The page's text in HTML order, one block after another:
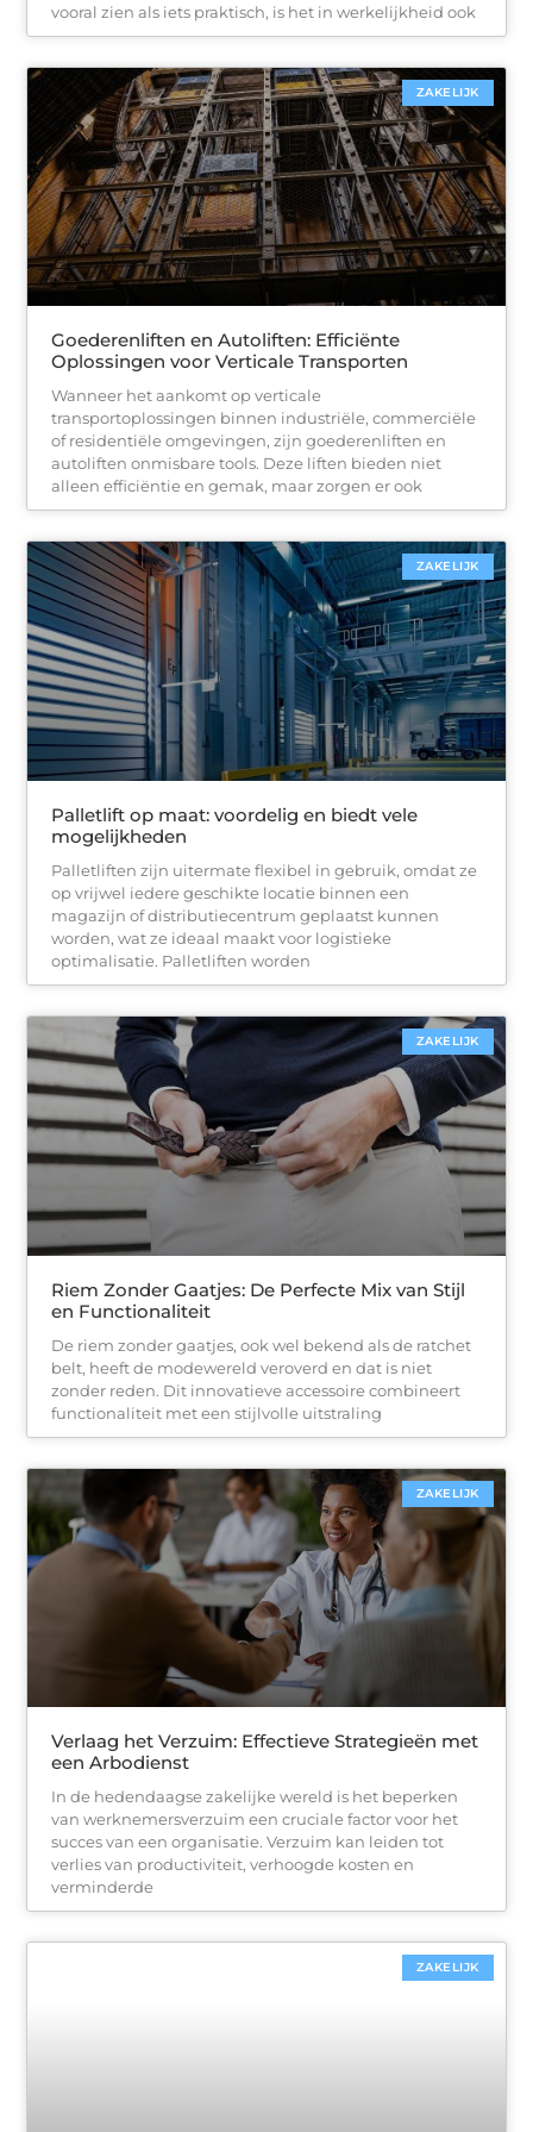
vooral zien als iets praktisch, is het in werkelijkheid ook
ZAKELIJK
Goederenliften en Autoliften: Efficiënte
Oplossingen voor Verticale Transporten
Wanneer het aankomt op verticale
transportoplossingen binnen industriële, commerciële
of residentiële omgevingen, zijn goederenliften en
autoliften onmisbare tools. Deze liften bieden niet
alleen efficiëntie en gemak, maar zorgen er ook
ZAKELIJK
Palletlift op maat: voordelig en biedt vele
mogelijkheden
Palletliften zijn uitermate flexibel in gebruik, omdat ze
op vrijwel iedere geschikte locatie binnen een
magazijn of distributiecentrum geplaatst kunnen
worden, wat ze ideaal maakt voor logistieke
optimalisatie. Palletliften worden
ZAKELIJK
Riem Zonder Gaatjes: De Perfecte Mix van Stijl
en Functionaliteit
De riem zonder gaatjes, ook wel bekend als de ratchet
belt, heeft de modewereld veroverd en dat is niet
zonder reden. Dit innovatieve accessoire combineert
functionaliteit met een stijlvolle uitstraling
ZAKELIJK
Verlaag het Verzuim: Effectieve Strategieën met
een Arbodienst
In de hedendaagse zakelijke wereld is het beperken
van werknemersverzuim een cruciale factor voor het
succes van een organisatie. Verzuim kan leiden tot
verlies van productiviteit, verhoogde kosten en
verminderde
ZAKELIJK